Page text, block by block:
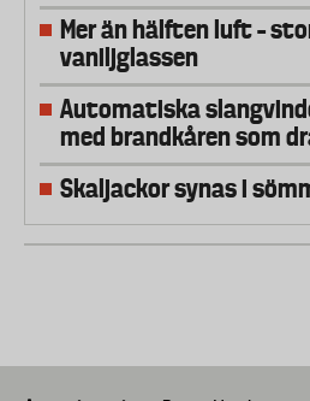
Mer än hälften luft –
vaniljglassen
Automatiska
med brandkåren som
Skaljackor synas i